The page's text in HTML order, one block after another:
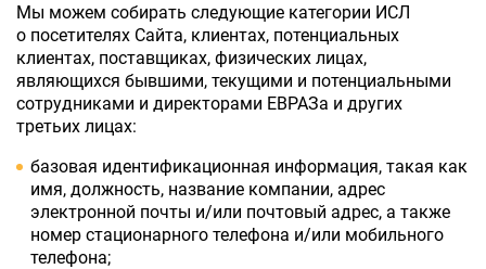
Мы можем собирать следующие категории ИСЛ
о посетителях Сайта, клиентах, потенциальных
клиентах, поставщиках, физических лицах,
являющихся бывшими, текущими и потенциальными
сотрудниками и директорами ЕВРАЗа и других
третьих лицах:
базовая идентификационная информация, такая как
имя, должность, название компании, адрес
электронной почты и/или почтовый адрес, а также
номер стационарного телефона и/или мобильного
телефона;